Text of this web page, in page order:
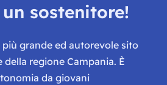
sostenitore!
grande ed autorevole sito
regione Campania. È
da giovani